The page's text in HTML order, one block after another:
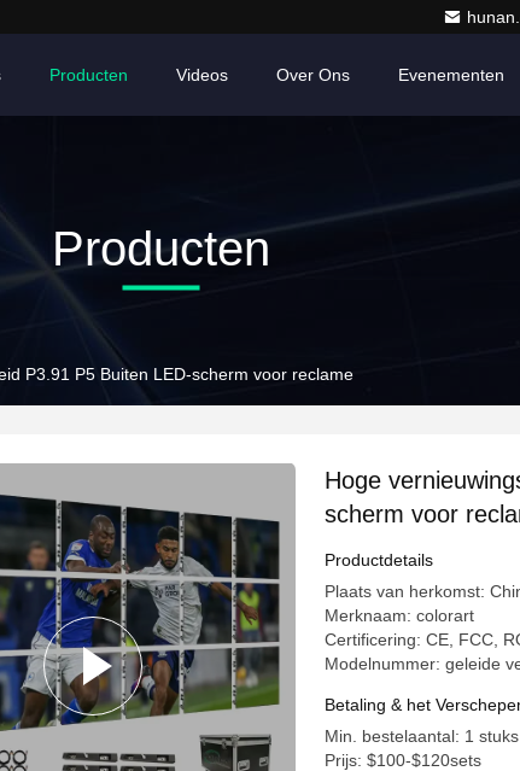
Producten Videos Over Ons Evenementen
Producten
P3.91 P5 Buiten LED-scherm voor reclame
Hoge
scherm voor
Productdetails
Plaats van herkomst:
Merknaam: colorart
Certificering: CE, FCC,
Modelnummer: geleide
Betaling & het
Min. bestelaantal: 1 stuks
Prijs: $100-$120sets